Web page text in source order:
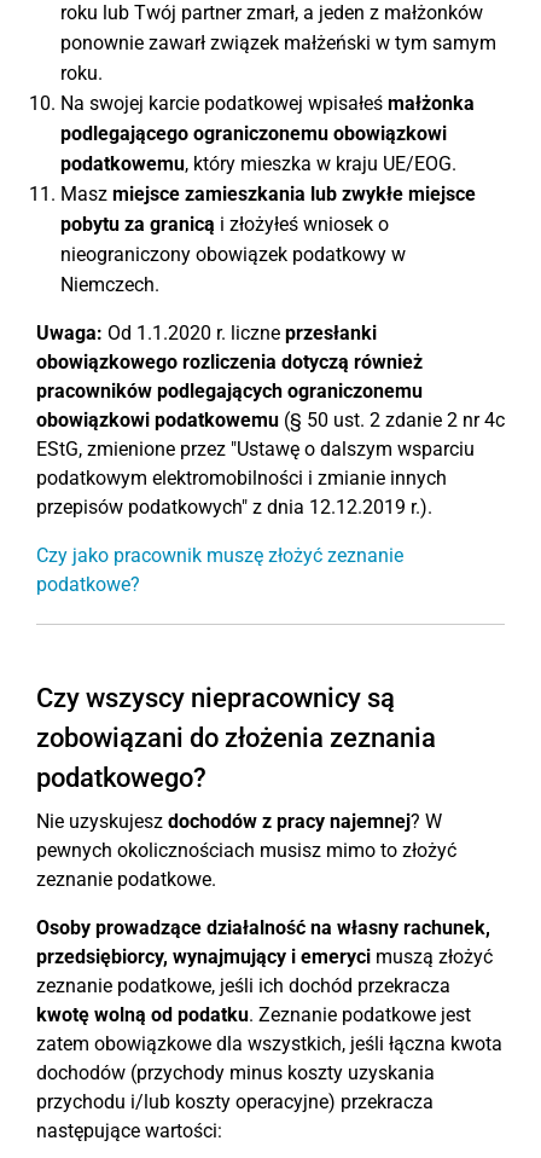
roku lub Twój partner zmarł, a jeden z małżonków
ponownie zawarł związek małżeński w tym samym
roku.
Na swojej karcie podatkowej wpisałeś małżonka
podlegającego ograniczonemu obowiązkowi
podatkowemu, który mieszka w kraju UE/EOG.
Masz miejsce zamieszkania lub zwykłe miejsce
pobytu za granicą i złożyłeś wniosek o
nieograniczony obowiązek podatkowy w
Niemczech.
Uwaga: Od 1.1.2020 r. liczne przesłanki
obowiązkowego rozliczenia dotyczą również
pracowników podlegających ograniczonemu
obowiązkowi podatkowemu (§ 50 ust. 2 zdanie 2 nr 4c
EStG, zmienione przez "Ustawę o dalszym wsparciu
podatkowym elektromobilności i zmianie innych
przepisów podatkowych" z dnia 12.12.2019 r.).
Czy jako pracownik muszę złożyć zeznanie
podatkowe?
Czy wszyscy niepracownicy są
zobowiązani do złożenia zeznania
podatkowego?
Nie uzyskujesz dochodów z pracy najemnej? W
pewnych okolicznościach musisz mimo to złożyć
zeznanie podatkowe.
Osoby prowadzące działalność na własny rachunek,
przedsiębiorcy, wynajmujący i emeryci muszą złożyć
zeznanie podatkowe, jeśli ich dochód przekracza
kwotę wolną od podatku. Zeznanie podatkowe jest
zatem obowiązkowe dla wszystkich, jeśli łączna kwota
dochodów (przychody minus koszty uzyskania
przychodu i/lub koszty operacyjne) przekracza
następujące wartości: